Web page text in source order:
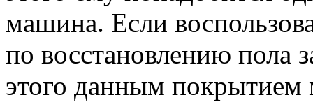
машина. Если
по восстановлению пола
этого данным покрытием